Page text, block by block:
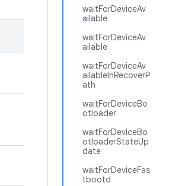
waitForDeviceAv
ailable
waitForDeviceAv
ailable
waitForDeviceAv
ailableInRecoverP
ath
waitForDeviceBo
otloader
waitForDeviceBo
otloaderStateUp
date
waitForDeviceFas
tbootd